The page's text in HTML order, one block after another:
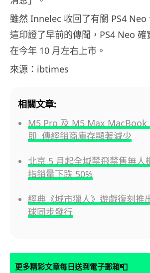
雖然 Innelec 收回了有關 PS4 Neo
這印證了早前的傳聞，PS4 Neo 確
在今年 10 月左右上市。
來源：ibtimes
相關文章:
M5 Pro 及 M5 Max MacBook
即 傳經銷商庫存顯著減少
北京 5 月起全域禁飛禁售無人
指銷量下跌 50%
經典《城市獵人》遊戲復刻
球同步發行
更多精彩文章每日送到電子郵箱📮